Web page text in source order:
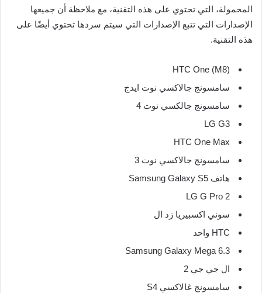
المحمولة، التي تحتوي على هذه التقنية، مع ملاحظة أن جميعها
الإصدارات التي تتبع الإصدارات التي سيتم سردها تحتوي أيضًا على
هذه التقنية.
سامسونج جالاكسي نوت ايدج
سامسونج جالكسي نوت 4
سامسونج جالاكسي نوت 3
هاتف Samsung Galaxy S5
سوني اكسبيريا زد ال
ال جي جي 2
سامسونج غالاكسي S4